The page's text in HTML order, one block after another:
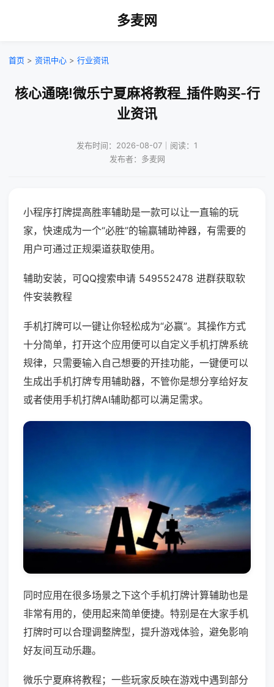
多麦网
首页 > 资讯中心 > 行业资讯
核心通晓!微乐宁夏麻将教程_插件购买-行
业资讯
发布时间：2026-08-07｜阅读：1
发布者：多麦网
小程序打牌提高胜率辅助是一款可以让一直输的玩
家，快速成为一个“必胜”的输赢辅助神器，有需要的
用户可通过正规渠道获取使用。
辅助安装，可QQ搜索申请 549552478 进群获取软
件安装教程
手机打牌可以一键让你轻松成为“必赢”。其操作方式
十分简单，打开这个应用便可以自定义手机打牌系统
规律，只需要输入自己想要的开挂功能，一键便可以
生成出手机打牌专用辅助器，不管你是想分享给好友
或者使用手机打牌AI辅助都可以满足需求。
同时应用在很多场景之下这个手机打牌计算辅助也是
非常有用的，使用起来简单便捷。特别是在大家手机
打牌时可以合理调整牌型，提升游戏体验，避免影响
好友间互动乐趣。
微乐宁夏麻将教程；一些玩家反映在游戏中遇到部分